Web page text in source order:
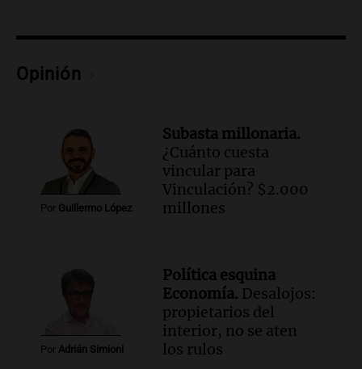
Episodios
Audio.
Episodios
Audio. Vandalismo en San Miguel de
Tucumán: destruyeron 433 luminarias
públicas en 14 meses
esperaba cobrar su jubilación en un
banco de San Luis
Episodios
Audio.Docentes de Jujuy denuncian que
Opinión
Por Guillermo López
Subasta millonaria.
¿Cuánto cuesta
vincular para
Vinculación? $2.000
millones
Por Adrián Simioni
Política esquina
Economía. Desalojos:
propietarios del
interior, no se aten
los rulos